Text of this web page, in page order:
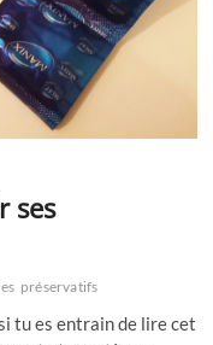
ses
préservatifs
tu es entrain de lire cet